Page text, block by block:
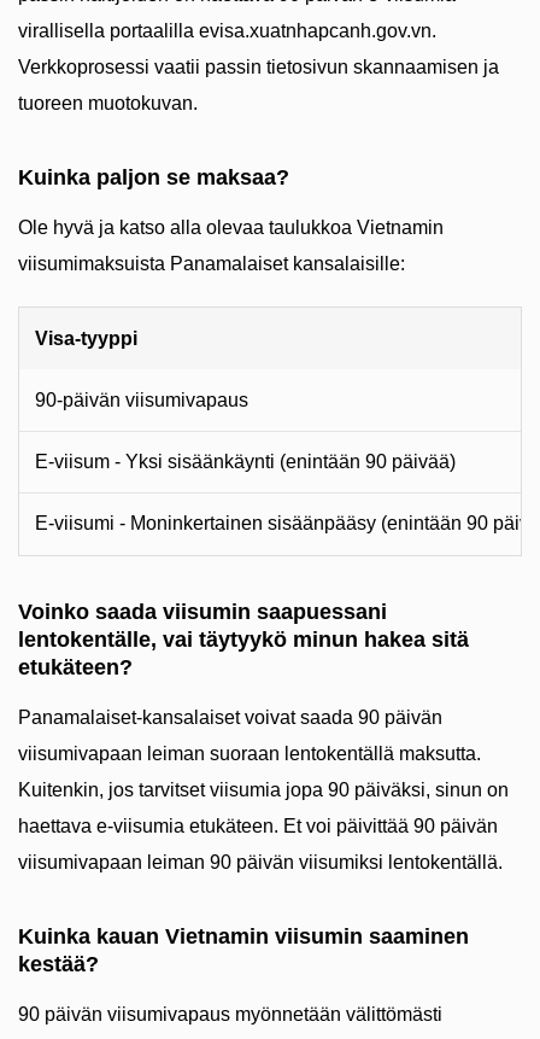
virallisella portaalilla evisa.xuatnhapcanh.gov.vn.
Verkkoprosessi vaatii passin tietosivun skannaamisen ja
tuoreen muotokuvan.
Kuinka paljon se maksaa?
Ole hyvä ja katso alla olevaa taulukkoa Vietnamin
viisumimaksuista Panamalaiset kansalaisille:
Visa-tyyppi
90-päivän viisumivapaus
E-viisum - Yksi sisäänkäynti (enintään 90 päivää)
E-viisumi - Moninkertainen sisäänpääsy (enintään 90
Voinko saada viisumin saapuessani
lentokentälle, vai täytyykö minun hakea sitä
etukäteen?
Panamalaiset-kansalaiset voivat saada 90 päivän
viisumivapaan leiman suoraan lentokentällä maksutta.
Kuitenkin, jos tarvitset viisumia jopa 90 päiväksi, sinun on
haettava e-viisumia etukäteen. Et voi päivittää 90 päivän
viisumivapaan leiman 90 päivän viisumiksi lentokentällä.
Kuinka kauan Vietnamin viisumin saaminen
kestää?
90 päivän viisumivapaus myönnetään välittömästi